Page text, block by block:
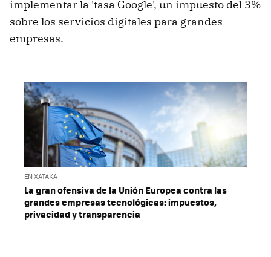
implementar la 'tasa Google', un impuesto del 3%
sobre los servicios digitales para grandes
empresas.
EN XATAKA
La gran ofensiva de la Unión Europea contra las
grandes empresas tecnológicas: impuestos,
privacidad y transparencia